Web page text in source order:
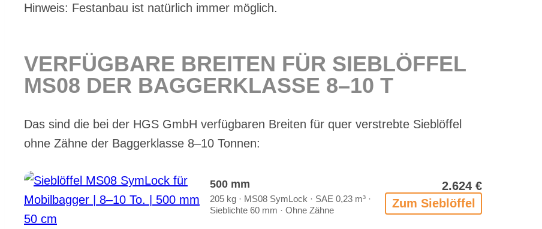
Hin­weis: Fest­an­bau ist na­tür­lich im­mer mög­lich.
VER­FÜG­BA­RE BREI­TEN FÜR SIEB­LÖF­FEL
MS08 DER BAG­GER­KLAS­SE 8–10 T
Das sind die bei der HGS GmbH ver­füg­ba­ren Brei­ten für quer ver­streb­te Sieb­löf­fel
ohne Zäh­ne der Bag­ger­klas­se 8–10 Ton­nen:
500 mm
205 kg · MS08 Sym­Lock · SAE 0,23 m³ ·
Sieb­lich­te 60 mm · Ohne Zäh­ne
2.624 €
Zum Sieb­löf­fel